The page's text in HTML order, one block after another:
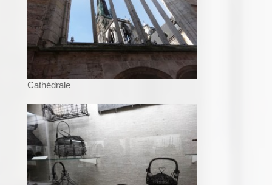
Cathédrale